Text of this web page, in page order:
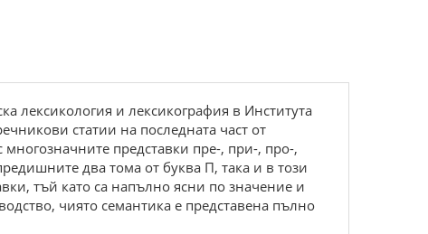
лексикология и лексикография в Института
статии на последната част от
представки пре-, при-, про-,
два тома от буква П, така и в този
тъй като са напълно ясни по значение и
чиято семантика е представена пълно